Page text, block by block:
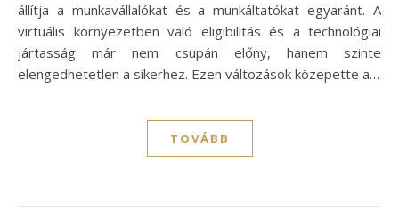
állítja a munkavállalókat és a munkáltatókat egyaránt. A
virtuális környezetben való eligibilitás és a technológiai
jártasság már nem csupán előny, hanem szinte
elengedhetetlen a sikerhez. Ezen változások közepette a…
TOVÁBB